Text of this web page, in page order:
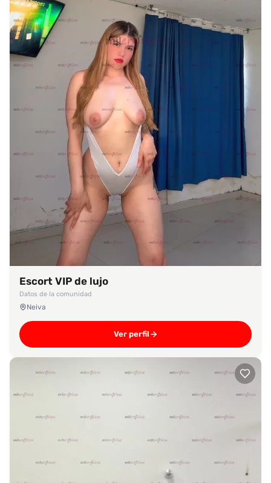
Escort VIP de lujo
Datos de la comunidad
Neiva
Ver perfil